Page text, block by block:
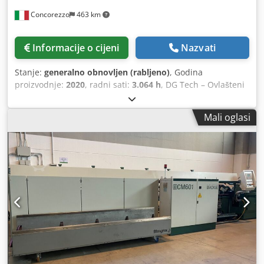
mm – maksimalno istovarivanje 4500 mm
Concorezzo 463 km
Informacije o cijeni Nazvati
Stanje: generalno obnovljen (rabljeno), Godina
proizvodnje: 2020, radni sati: 3.064 h, DG Tech – Ovlašteni
centar za tehnički pregled BLM Group strojeva DG Tech je
nastao kao spin-off DGServicea kako bi ciljano odgovorio na
tržište rabljenih BLM Group strojeva. Zahvaljujući iskustvu
stečenom u postprodajnim uslugama i stalnoj tehničkoj
edukaciji, nudimo cjelovitu i pouzdanu uslugu. Upravljamo
procjenom, otkupom i obnovom strojeva, uključujući
održavanje laserskog izvora, jamčeći visoke standarde
kvalitete. Izravno se bavimo logistikom, demontažom i
transportom, uklanjajući rizike povezane s privatnom
prodajom. U partnerstvu s BLM Group isporučujemo
specijalizirani softver, tehničku obuku i postprodajnu
podršku. Također nudimo fleksibilna operativna leasing
rješenja radi optimizacije ulaganja i produktivnosti. Stroj
za lasersko rezanje LC5, kombinirani model za cijevi i
Mali oglasi